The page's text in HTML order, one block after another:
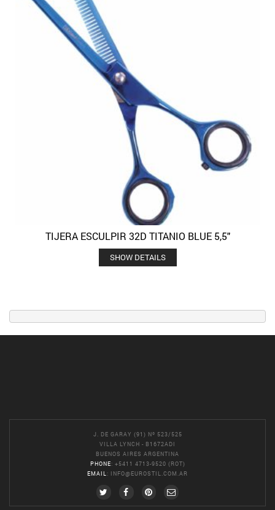
TIJERA ESCULPIR 32D TITANIO BLUE 5,5″
SHOW DETAILS
J. DE GARAY (91) Nº 523/525
VILLA LYNCH - B1672ADI
BUENOS AIRES ARGENTINA
PHONE: +5411 4713-9520 (ROT)
EMAIL : INFO@EUROSTIL.COM.AR